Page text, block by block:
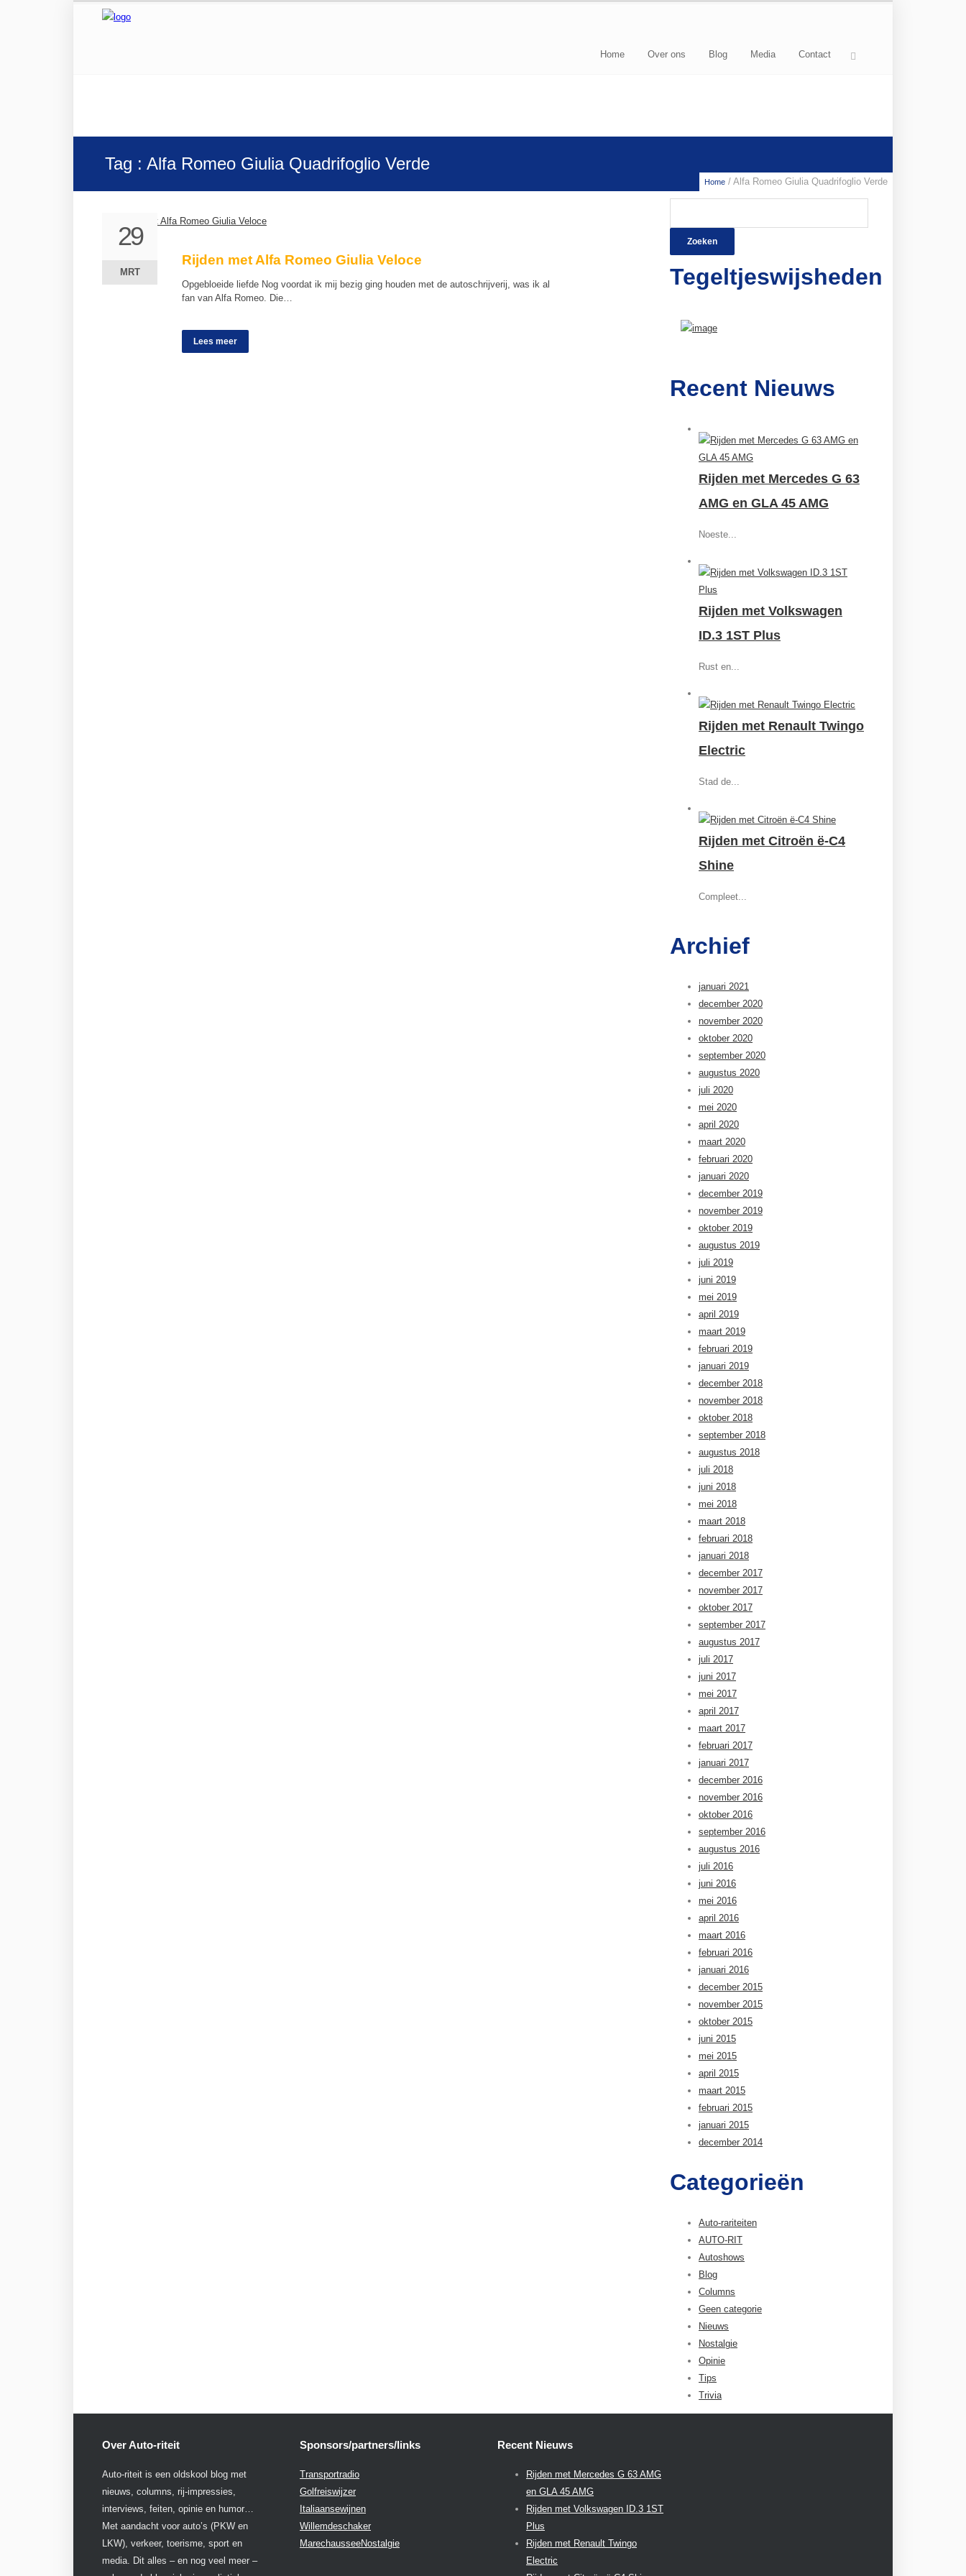
Home Over ons Blog Media Contact
Home / Alfa Romeo Giulia Quadrifoglio Verde
Tag : Alfa Romeo Giulia Quadrifoglio Verde
Rijden met Alfa Romeo Giulia Veloce
Opgebloeide liefde Nog voordat ik mij bezig ging houden met de autoschrijverij, was ik al
fan van Alfa Romeo. Die…
Lees meer
29
MRT
29
MRT Tegeltjeswijsheden
Recent Nieuws
Rijden met Mercedes G 63
AMG en GLA 45 AMG
Noeste...
Rijden met Volkswagen
ID.3 1ST Plus
Rust en...
Rijden met Renault Twingo
Electric
Stad de...
Rijden met Citroën ë-C4
Shine
Compleet...
Archief
januari 2021
december 2020
november 2020
oktober 2020
september 2020
augustus 2020
juli 2020
mei 2020
april 2020
maart 2020
februari 2020
januari 2020
december 2019
november 2019
oktober 2019
augustus 2019
juli 2019
juni 2019
mei 2019
april 2019
maart 2019
februari 2019
januari 2019
december 2018
november 2018
oktober 2018
september 2018
augustus 2018
juli 2018
juni 2018
mei 2018
maart 2018
februari 2018
januari 2018
december 2017
november 2017
oktober 2017
september 2017
augustus 2017
juli 2017
juni 2017
mei 2017
april 2017
maart 2017
februari 2017
januari 2017
december 2016
november 2016
oktober 2016
september 2016
augustus 2016
juli 2016
juni 2016
mei 2016
april 2016
maart 2016
februari 2016
januari 2016
december 2015
november 2015
oktober 2015
juni 2015
mei 2015
april 2015
maart 2015
februari 2015
januari 2015
december 2014
Categorieën
Auto-rariteiten
AUTO-RIT
Autoshows
Blog
Columns
Geen categorie
Nieuws
Nostalgie
Opinie
Tips
Trivia
Over Auto-riteit
Auto-riteit is een oldskool blog met
nieuws, columns, rij-impressies,
interviews, feiten, opinie en humor…
Met aandacht voor auto’s (PKW en
LKW), verkeer, toerisme, sport en
media. Dit alles – en nog veel meer –
Sponsors/partners/links
Transportradio
Golfreiswijzer
Italiaansewijnen
Willemdeschaker
MarechausseeNostalgie
Recent Nieuws
Rijden met Mercedes G 63 AMG
en GLA 45 AMG
Rijden met Volkswagen ID.3 1ST
Plus
Rijden met Renault Twingo
Electric